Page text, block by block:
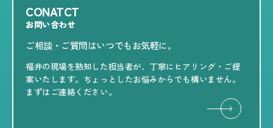
CONATCT
お問い合わせ
ご相談・ご質問はいつでもお気軽に。
福井の現場を熟知した担当者が、丁寧にヒアリング・ご提
案いたします。ちょっとしたお悩みからでも構いません。
まずはご連絡ください。